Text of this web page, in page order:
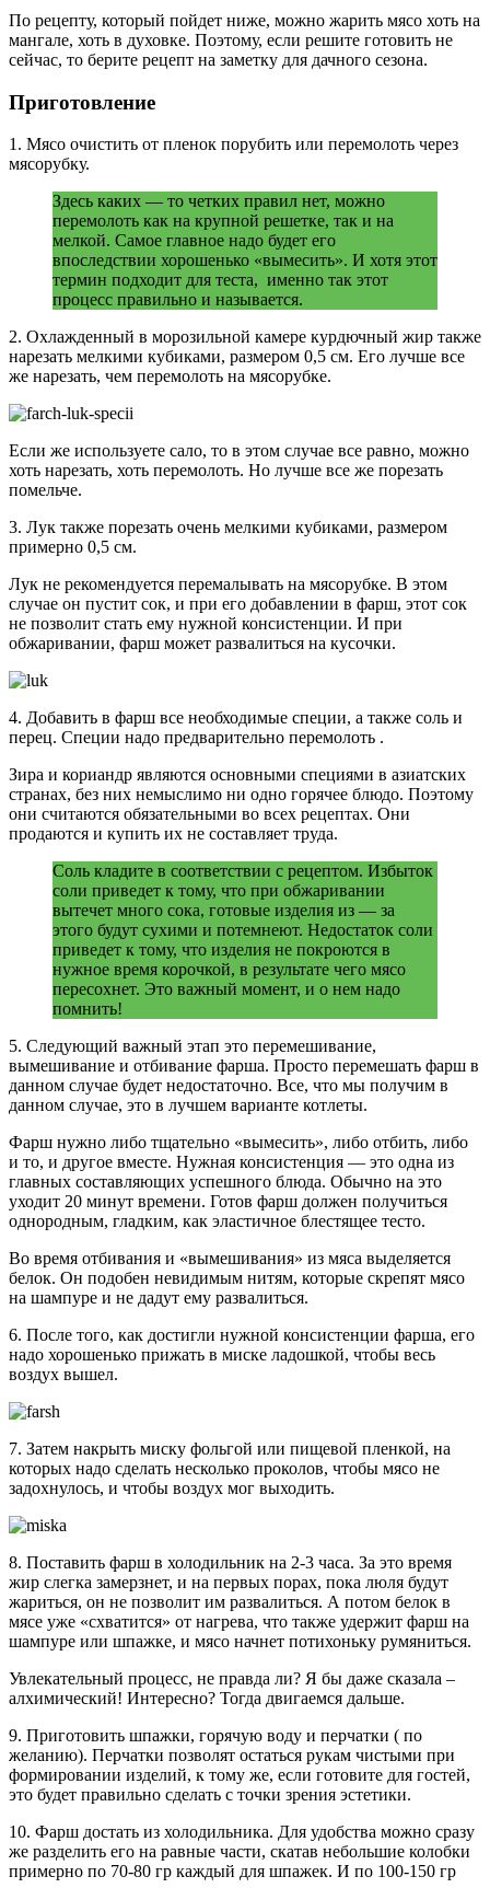
По рецепту, который пойдет ниже, можно жарить мясо хоть на
мангале, хоть в духовке. Поэтому, если решите готовить не
сейчас, то берите рецепт на заметку для дачного сезона.
Приготовление
1. Мясо очистить от пленок порубить или перемолоть через
мясорубку.
Здесь каких — то четких правил нет, можно
перемолоть как на крупной решетке, так и на
мелкой. Самое главное надо будет его
впоследствии хорошенько «вымесить». И хотя этот
термин подходит для теста, именно так этот
процесс правильно и называется.
2. Охлажденный в морозильной камере курдючный жир также
нарезать мелкими кубиками, размером 0,5 см. Его лучше все
же нарезать, чем перемолоть на мясорубке.
Если же используете сало, то в этом случае все равно, можно
хоть нарезать, хоть перемолоть. Но лучше все же порезать
помельче.
3. Лук также порезать очень мелкими кубиками, размером
примерно 0,5 см.
Лук не рекомендуется перемалывать на мясорубке. В этом
случае он пустит сок, и при его добавлении в фарш, этот сок
не позволит стать ему нужной консистенции. И при
обжаривании, фарш может развалиться на кусочки.
4. Добавить в фарш все необходимые специи, а также соль и
перец. Специи надо предварительно перемолоть .
Зира и кориандр являются основными специями в азиатских
странах, без них немыслимо ни одно горячее блюдо. Поэтому
они считаются обязательными во всех рецептах. Они
продаются и купить их не составляет труда.
Соль кладите в соответствии с рецептом. Избыток
соли приведет к тому, что при обжаривании
вытечет много сока, готовые изделия из — за
этого будут сухими и потемнеют. Недостаток соли
приведет к тому, что изделия не покроются в
нужное время корочкой, в результате чего мясо
пересохнет. Это важный момент, и о нем надо
помнить!
5. Следующий важный этап это перемешивание,
вымешивание и отбивание фарша. Просто перемешать фарш в
данном случае будет недостаточно. Все, что мы получим в
данном случае, это в лучшем варианте котлеты.
Фарш нужно либо тщательно «вымесить», либо отбить, либо
и то, и другое вместе. Нужная консистенция — это одна из
главных составляющих успешного блюда. Обычно на это
уходит 20 минут времени. Готов фарш должен получиться
однородным, гладким, как эластичное блестящее тесто.
Во время отбивания и «вымешивания» из мяса выделяется
белок. Он подобен невидимым нитям, которые скрепят мясо
на шампуре и не дадут ему развалиться.
6. После того, как достигли нужной консистенции фарша, его
надо хорошенько прижать в миске ладошкой, чтобы весь
воздух вышел.
7. Затем накрыть миску фольгой или пищевой пленкой, на
которых надо сделать несколько проколов, чтобы мясо не
задохнулось, и чтобы воздух мог выходить.
8. Поставить фарш в холодильник на 2-3 часа. За это время
жир слегка замерзнет, и на первых порах, пока люля будут
жариться, он не позволит им развалиться. А потом белок в
мясе уже «схватится» от нагрева, что также удержит фарш на
шампуре или шпажке, и мясо начнет потихоньку румяниться.
Увлекательный процесс, не правда ли? Я бы даже сказала –
алхимический! Интересно? Тогда двигаемся дальше.
9. Приготовить шпажки, горячую воду и перчатки ( по
желанию). Перчатки позволят остаться рукам чистыми при
формировании изделий, к тому же, если готовите для гостей,
это будет правильно сделать с точки зрения эстетики.
10. Фарш достать из холодильника. Для удобства можно сразу
же разделить его на равные части, скатав небольшие колобки
примерно по 70-80 гр каждый для шпажек. И по 100-150 гр